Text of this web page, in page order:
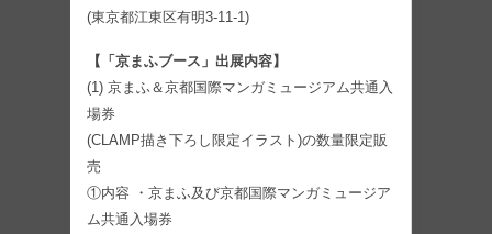
(東京都江東区有明3-11-1)
【「京まふブース」出展内容】
(1) 京まふ＆京都国際マンガミュージアム共通入
場券
(CLAMP描き下ろし限定イラスト)の数量限定販
売
①内容 ・京まふ及び京都国際マンガミュージア
ム共通入場券